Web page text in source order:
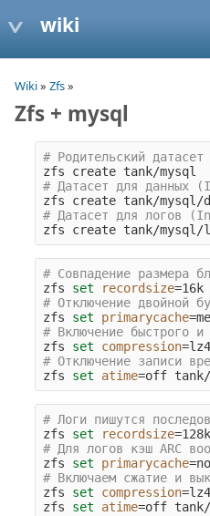
wiki
Wiki» Zfs»
Zfs + mysql
# Родительский
# Датасет для данных
# Датасет для логов
# Совпадение размера
zfs set recordsize=
# Отключение двойной
zfs set primarycache=
# Включение быстрого
zfs set compression=
# Отключение записи
zfs set atime=
# Логи пишутся
zfs set recordsize=
# Для логов кэш ARC
zfs set primarycache=
# Включаем сжатие и
zfs set compression=
zfs set atime=